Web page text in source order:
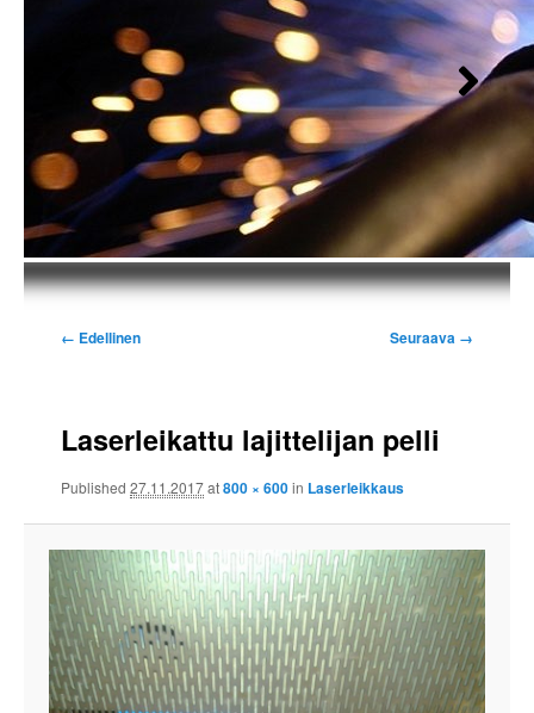
Kuvien
← Edellinen Seuraava →
Laserleikattu lajittelijan pelli
Published 27.11.2017at800 × 600in Laserleikkaus